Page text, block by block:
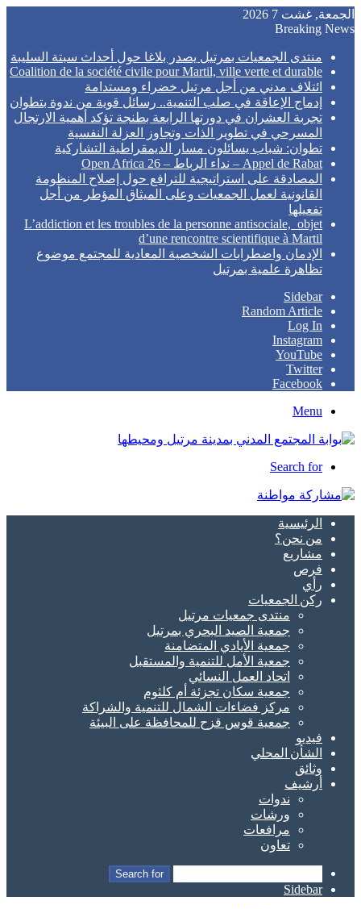
الجمعة, غشت 7 2026
Breaking News
منتدى الجمعيات بمرتيل يصدر بلاغا حول أحداث سبتة السليبة
Coalition de la société civile pour Martil, ville verte et durable
ائتلاف مدني من أجل مرتيل خضراء ومستدامة
إدماج الإعاقة في صلب التنمية.. رسائل قوية من ندوة بتطوان
تجربة العشران في دورتها الرابعة بطنجة تؤكد أهمية الارتجال
المسرحي في تطوير الذات وتجاوز العزلة النفسية
تطوان: شباب يسائلون مسار الديمقراطية التشاركية
Appel de Rabat – نداء الرباط – Open Africa 26
المصادقة على استراتيجية للترافع حول إصلاح المنظومة
القانونية لعمل الجمعيات وعلى الميثاق المؤطر من أجل
تفعيلها
L’addiction et les troubles de la personne antisociale, objet
d’une rencontre scientifique à Martil
الإدمان واضطرابات الشخصية المعادية للمجتمع موضوع
تظاهرة علمية بمرتيل
Sidebar
Random Article
Log In
Instagram
YouTube
Twitter
Facebook
Menu
Search for
الرئيسية
من نحن؟
مشاريع
فرص
رأي
ركن الجمعيات
منتدى جمعيات مرتيل
جمعية الصيد البحري بمرتيل
جمعية الأيادي المتضامنة
جمعية الأمل للتنمية والمستقبل
اتحاد العمل النسائي
جمعية سكان تجزئة أم كلثوم
مركز فضاءات الشمال للتنمية والشراكة
جمعية قوس قزح للمحافظة على البيئة
فيديو
الشأن المحلي
وثائق
أرشيف
ندوات
ورشات
مرافعات
تعاون
Search for
Sidebar